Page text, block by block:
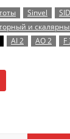
Sinvel
и
AI 2 AO 2
F